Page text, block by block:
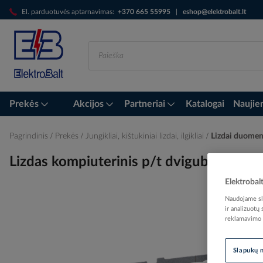
El. parduotuvės aptarnavimas: +370 665 55995 eshop@elektrobalt.lt
Skip
to
Content
Prekės Akcijos Partneriai Katalogai
Pagrindinis Prekės Jungikliai, kištukiniai lizdai, ilgikliai Lizdai
Lizdas kompiuterinis p/t dvigubas RJ45
Naudojame
ir analizuotų
reklamavimo
Slapukų